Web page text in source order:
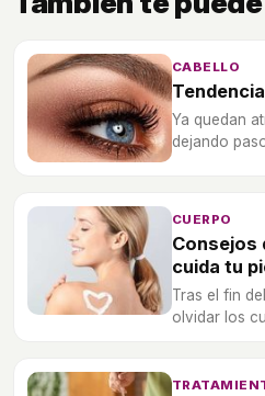
CABELLO
Ya quedan
dejando
CUERPO
Consejos
cuida tu
Tras el fin
olvidar los
revitalizados.